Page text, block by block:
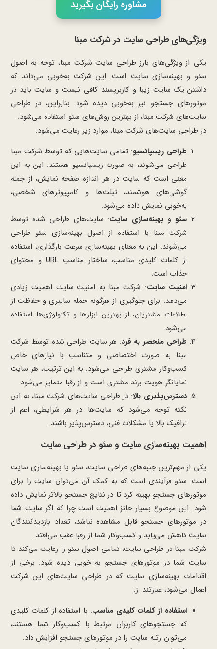
مشاوره رایگان بگیرید
ویژگی‌های طراحی سایت در شرکت مبنا
یکی از ویژگی‌های بارز طراحی سایت شرکت مبنا، توجه به اصول
سئو و بهینه‌سازی سایت است. این شرکت به‌خوبی می‌داند که
داشتن یک سایت زیبا و کاربرپسند کافی نیست و سایت باید در
موتورهای جستجو نیز به‌خوبی دیده شود. بنابراین، در طراحی
سایت‌های شرکت مبنا، از بهترین روش‌های سئو استفاده می‌شود.
در طراحی سایت‌های شرکت مبنا، موارد زیر رعایت می‌شود:
طراحی ریسپانسیو: تمامی سایت‌هایی که توسط شرکت مبنا
طراحی می‌شوند، به صورت ریسپانسیو هستند. این به این
معنی است که سایت در هر اندازه صفحه نمایش، از جمله
گوشی‌های هوشمند، تبلت‌ها و کامپیوترهای شخصی،
به‌خوبی نمایش داده می‌شود.
سئو و بهینه‌سازی سایت: سایت‌های طراحی شده توسط
شرکت مبنا با استفاده از اصول بهینه‌سازی سئو طراحی
می‌شوند. این به معنای بهینه‌سازی سرعت بارگذاری، استفاده
از کلمات کلیدی مناسب، ساختار مناسب URL و محتوای
جذاب است.
امنیت سایت: شرکت مبنا به امنیت سایت اهمیت زیادی
می‌دهد. برای جلوگیری از هرگونه حمله سایبری و حفاظت از
اطلاعات مشتریان، از بهترین ابزارها و تکنولوژی‌ها استفاده
می‌شود.
طراحی منحصر به فرد: هر سایت طراحی شده توسط شرکت
مبنا به صورت اختصاصی و متناسب با نیازهای خاص
کسب‌وکار مشتری طراحی می‌شود. به این ترتیب، هر سایت
نمایانگر هویت برند مشتری است و از رقبا متمایز می‌شود.
دسترس‌پذیری بالا: در طراحی سایت‌های شرکت مبنا، به این
نکته توجه می‌شود که سایت‌ها در هر شرایطی، اعم از
ترافیک بالا یا مشکلات فنی، دسترس‌پذیر باشند.
اهمیت بهینه‌سازی سایت و سئو در طراحی سایت
یکی از مهم‌ترین جنبه‌های طراحی سایت، سئو یا بهینه‌سازی سایت
است. سئو فرآیندی است که به کمک آن می‌توان سایت را برای
موتورهای جستجو بهینه کرد تا در نتایج جستجو بالاتر نمایش داده
شود. این موضوع بسیار حائز اهمیت است چرا که اگر سایت شما
در موتورهای جستجو قابل مشاهده نباشد، تعداد بازدیدکنندگان
سایت کاهش می‌یابد و کسب‌وکار شما از رقبا عقب می‌افتد.
شرکت مبنا در طراحی سایت، تمامی اصول سئو را رعایت می‌کند تا
سایت شما در موتورهای جستجو به خوبی دیده شود. برخی از
اقدامات بهینه‌سازی سایت که در طراحی سایت‌های این شرکت
اعمال می‌شود، عبارتند از:
استفاده از کلمات کلیدی مناسب: با استفاده از کلمات کلیدی
که جستجوهای کاربران مرتبط با کسب‌وکار شما هستند،
می‌توان رتبه سایت را در موتورهای جستجو افزایش داد.